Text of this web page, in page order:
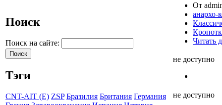
Поиск
Поиск на сайте:
Тэги
CNT-AIT (E) ZSP Бразилия Британия Германия
От
анархо-
Читать
не доступно
не доступно